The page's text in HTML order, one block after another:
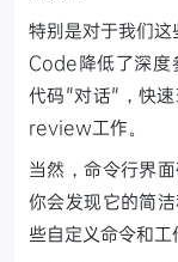
特别是对于我们
Code降低了深度
代码"对话"，快
review工作。
当然，命令行界
你会发现它的简
些自定义命令和工